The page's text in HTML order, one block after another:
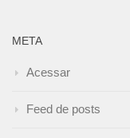
META
Acessar
Feed de posts